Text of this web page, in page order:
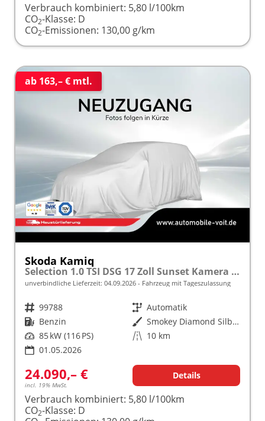
Verbrauch kombiniert: 5,80 l/100km
CO2-Klasse: D
CO2-Emissionen: 130,00 g/km
ab 163,– € mtl.
Skoda Kamiq
Selection 1.0 TSI DSG 17 Zoll Sunset Kamera PDC v+h
unverbindliche Lieferzeit: 04.09.2026 Fahrzeug mit Tageszulassung
Fahrzeugnr. 99788 Getriebe Automatik
Kraftstoff Benzin Außenfarbe
Smokey Diamond Silber Metallic
Leistung 85 kW (116 PS) Kilometerstand 10 km
01.05.2026
24.090,– €
incl. 19% MwSt.
Details
Verbrauch kombiniert: 5,80 l/100km
CO2-Klasse: D